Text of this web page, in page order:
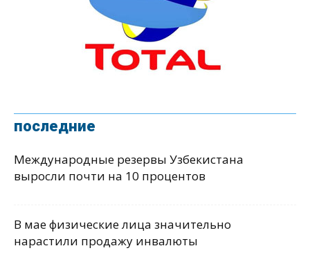
последние
Международные резервы Узбекистана
выросли почти на 10 процентов
В мае физические лица значительно
нарастили продажу инвалюты